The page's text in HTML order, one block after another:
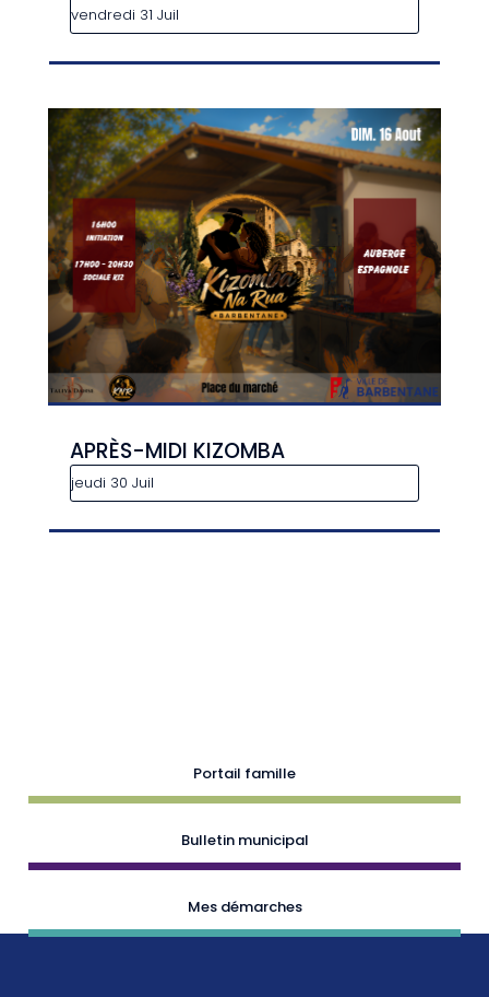
vendredi 31 Juil
APRÈS-MIDI KIZOMBA
jeudi 30 Juil
Portail famille
Bulletin municipal
Mes démarches